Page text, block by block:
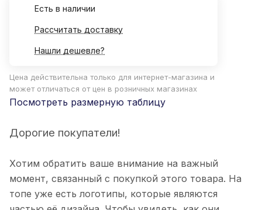
Есть в наличии
Рассчитать доставку
Нашли дешевле?
Цена действительна только для интернет-магазина и
может отличаться от цен в розничных магазинах
Посмотреть размерную таблицу
Дорогие покупатели!
Хотим обратить ваше внимание на важный
момент, связанный с покупкой этого товара. На
топе уже есть логотипы, которые являются